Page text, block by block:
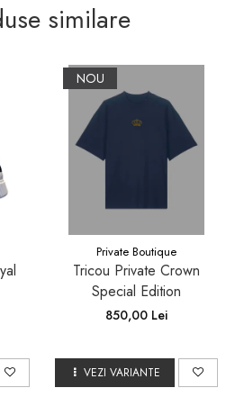
similare
NOU
Private Boutique
Tricou Private Crown
Special Edition
850,00 Lei
VEZI VARIANTE